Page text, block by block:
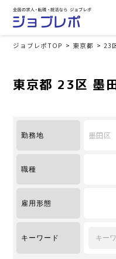
ジョブレポTOP 東京都 23
東京都 23区 墨
勤務地 墨田区
職種
雇用形態
キーワード